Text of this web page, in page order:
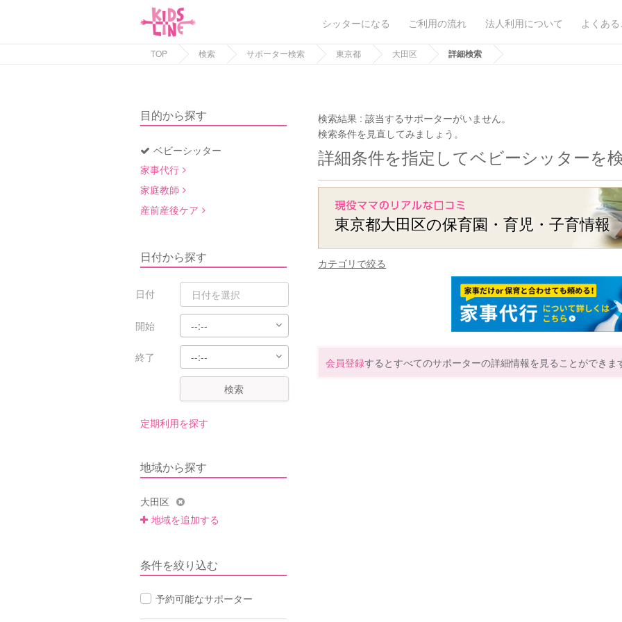
シッターになる ご利用の流れ 法人利用について よくあ
TOP 検索 サポーター検索 東京都 大田区 詳細検索
目的から探す
ベビーシッター
家事代行
家庭教師
産前産後ケア
日付から探す
日付
開始
終了
検索
定期利用を探す
地域から探す
大田区
地域を追加する
条件を絞り込む
予約可能なサポーター
検索結果 :該当するサポーターがいません。
検索条件を見直してみましょう。
詳細条件を指定してベビーシッターを
東京都大田区の保育園・育児・子育情報
カテゴリで絞る
会員登録するとすべてのサポーターの詳細情報を見ることができま